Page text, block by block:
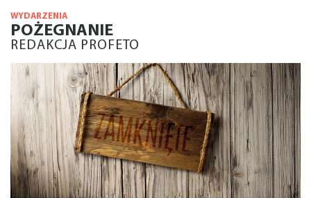
WYDARZENIA
POŻEGNANIE
REDAKCJA PROFETO